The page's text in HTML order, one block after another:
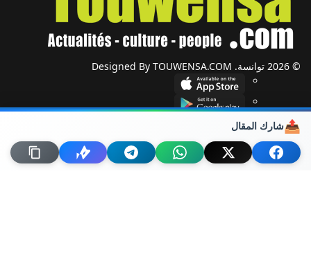
📤شارك المقال
© 2026 توانسة. Designed By TOUWENSA.COM
شؤون دولية أحزاب وجمعيات
حول توانسة